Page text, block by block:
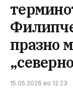
празно
15.05.2026 во 12:23